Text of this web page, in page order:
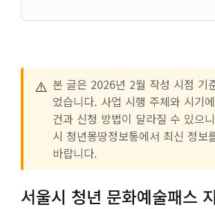
⚠️ 본 글은 2026년 2월 작성 시점 기
었습니다. 사업 시행 주체와 시기
건과 신청 방법이 달라질 수 있으
시 청년몽땅정보통에서 최신 정보
바랍니다.
서울시 청년 문화예술패스